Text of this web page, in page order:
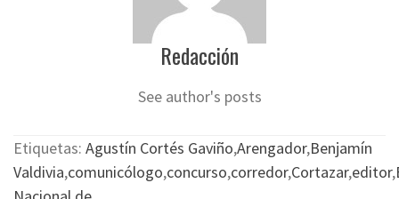
Redacción
See author's posts
Etiquetas: Agustín Cortés Gaviño,Arengador,Benjamín
Valdivia,comunicólogo,concurso,corredor,Cortazar,editor,